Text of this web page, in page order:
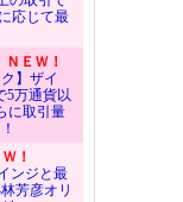
応じて最
ＮＥＷ！
】ザイ
5万通貨以
に取引量
！
ンジと最
芳彦オリ